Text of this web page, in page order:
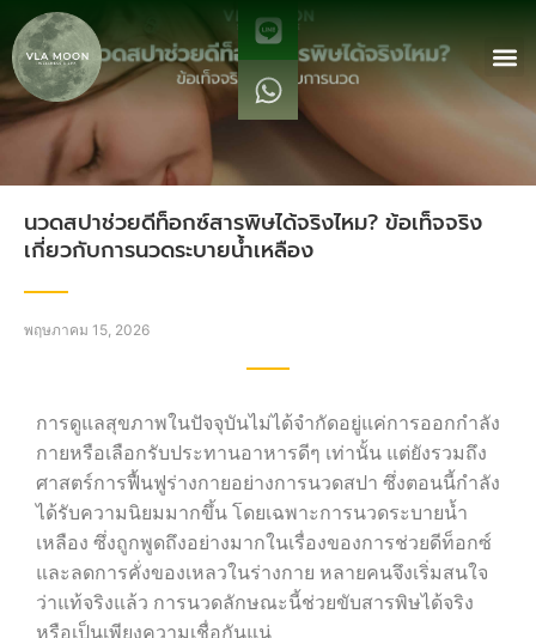
นวดสปาช่วยดีท็อกซ์สารพิษได้จริงไหม? ข้อเท็จจริง
เกี่ยวกับการนวดระบายน้ำเหลือง
พฤษภาคม 15, 2026
การดูแลสุขภาพในปัจจุบันไม่ได้จำกัดอยู่แค่การออกกำลัง
กายหรือเลือกรับประทานอาหารดีๆ เท่านั้น แต่ยังรวมถึง
ศาสตร์การฟื้นฟูร่างกายอย่างการนวดสปา ซึ่งตอนนี้กำลัง
ได้รับความนิยมมากขึ้น โดยเฉพาะการนวดระบายน้ำ
เหลือง ซึ่งถูกพูดถึงอย่างมากในเรื่องของการช่วยดีท็อกซ์
และลดการคั่งของเหลวในร่างกาย หลายคนจึงเริ่มสนใจ
ว่าแท้จริงแล้ว การนวดลักษณะนี้ช่วยขับสารพิษได้จริง
หรือเป็นเพียงความเชื่อกันแน่